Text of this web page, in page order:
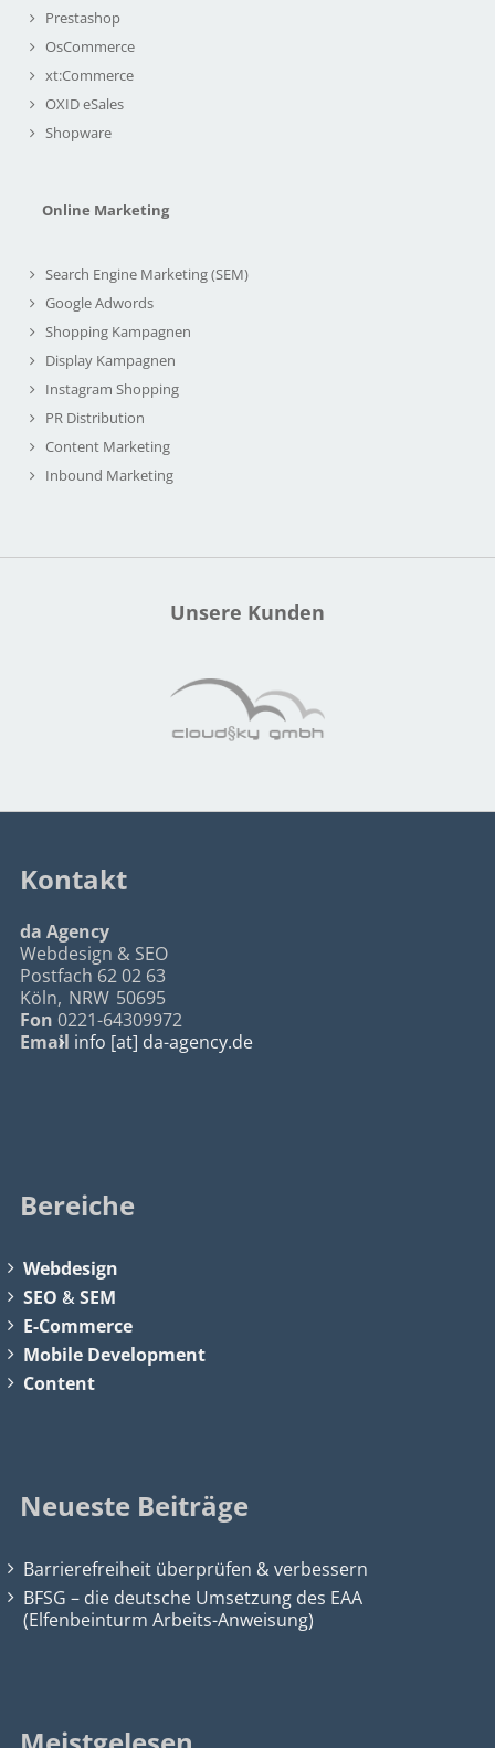
Prestashop
OsCommerce
xt:Commerce
OXID eSales
Shopware
Online Marketing
Search Engine Marketing (SEM)
Google Adwords
Shopping Kampagnen
Display Kampagnen
Instagram Shopping
PR Distribution
Content Marketing
Inbound Marketing
Unsere Kunden
Kontakt
da Agency
Webdesign & SEO
Postfach 62 02 63
Köln, NRW 50695
Fon 0221-64309972
Email info [at] da-agency.de
Bereiche
Webdesign
SEO &SEM
E-Commerce
Mobile Development
Content
Neueste Beiträge
Barrierefreiheit überprüfen & verbessern
BFSG – die deutsche Umsetzung des EAA
(Elfenbeinturm Arbeits-Anweisung)